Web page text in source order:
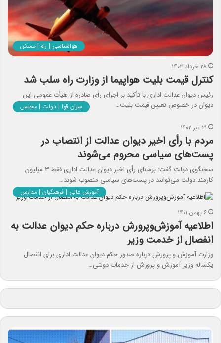
هواشناسی | راه | مسکن
۲۸ خرداد ۱۴۰۳
کنترل قیمت بلیت هواپیما از وزارت راه سلب شد
رئیس دیوان عدالت اداری با تأکید بر اجرای رأی صادره از هیأت عمومی این
دیوان در خصوص تعیین قیمت بلیت…
سران قوا | دولت | مجلس
۲۱ تیر ۱۴۰۲
مردم با رأی اخیر دیوان عدالت از انتصاب در
پست‌های سیاسی محروم می‌شوند
سخنگوی دولت گفت: برمبنای رأی اخیر دیوان عدالت اداری فقط ۳ میلیون
کارمند دولت می‌توانند در پست‌های سیاسی منصوب شوند…
آموزش عالی | فرهنگیان | مدارس
۶ بهمن ۱۴۰۱
اطلاعیه آموزش‌وپرورش درباره حکم دیوان عدالت به
انفصال از خدمت وزیر
وزارت آموزش و پرورش درباره صدور حکم دیوان عدالت اداری برای انفصال
یکساله وزیر آموزش و پرورش از خدمات دولتی…